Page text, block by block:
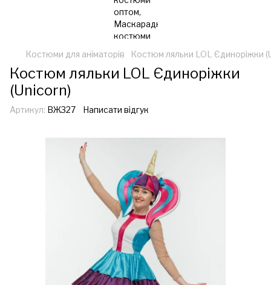
Костюми для аніматорів Костюм ляльки LOL Єдиноріжки
Костюм ляльки LOL Єдиноріжки
(Unicorn)
Артикул: ВЖ327 Написати відгук